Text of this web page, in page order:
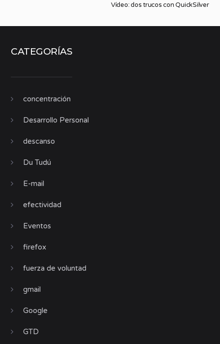
Vídeo: dos trucos con QuickSilver
CATEGORÍAS
concentración
Desarrollo Personal
descanso
Du Tudú
E-mail
efectividad
Eventos
firefox
fuerza de voluntad
gmail
Google
GTD